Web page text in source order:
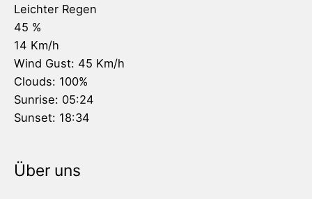
Leichter Regen
45 %
14 Km/h
Wind Gust: 45 Km/h
Clouds: 100%
Sunrise: 05:24
Sunset: 18:34
Über uns